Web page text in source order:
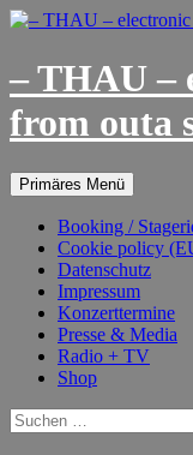
– THAU –
from outa
Suchen
Primäres Menü
Inhalt
Booking /
Cookie policy
Datenschutz
Impressum
Konzerttermine
Presse & Media
Radio + TV
Shop
Suchen
nach: